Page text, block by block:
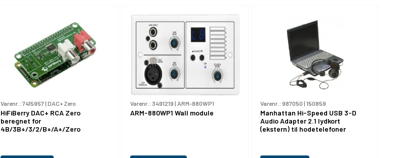
Varenr.: 7415957| DAC+ Zero
HiFiBerry DAC+ RCA Zero
beregnet for
4B/3B+/3/2/B+/A+/Zero
Varenr.: 3491219 | ARM-880WP1
ARM-880WP1 Wall module
Varenr.: 987050 | 150859
Manhattan Hi-Speed USB 3-D
Audio Adapter 2.1 lydkort
(ekstern) til hodetelefoner